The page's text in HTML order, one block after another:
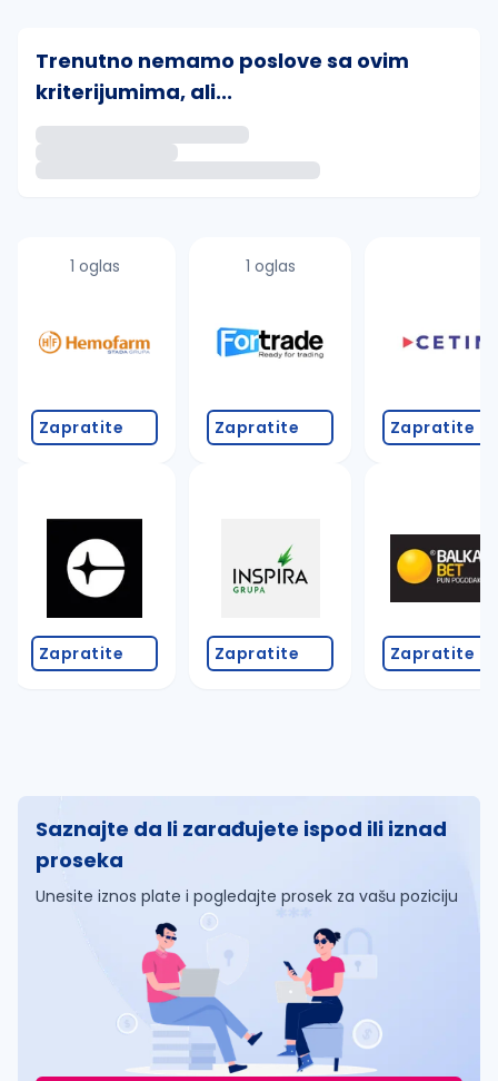
Trenutno nemamo poslove sa ovim
kriterijumima, ali...
proverite pravopisne greške (koristite č, ć, š, đ,
promenite odabrane filtere pretrage
1 oglas
Zapratite
Zapratite
1 oglas
Zapratite
Zapratite
Zapratite
Zapratite
Saznajte da li zarađujete ispod ili iznad
proseka
Unesite iznos plate i pogledajte prosek za vašu poziciju